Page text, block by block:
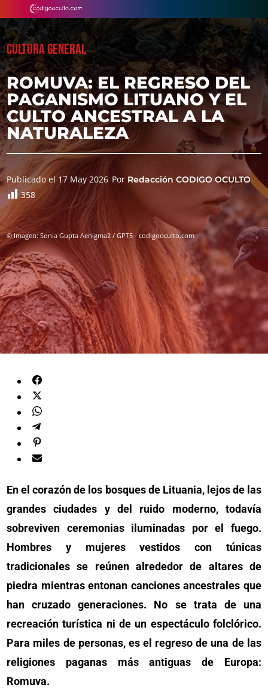
CULTURA GENERAL
ROMUVA: EL REGRESO DEL
PAGANISMO LITUANO Y EL
CULTO ANCESTRAL A LA
NATURALEZA
Publicado el 17 May 2026 Por Redacción CODIGO OCULTO
358
© Imagen: Sonia Gupta Aenigma2 / GPT5 - codigooculto.com
En el corazón de los bosques de Lituania, lejos de las
grandes ciudades y del ruido moderno, todavía
sobreviven ceremonias iluminadas por el fuego.
Hombres y mujeres vestidos con túnicas
tradicionales se reúnen alrededor de altares de
piedra mientras entonan canciones ancestrales que
han cruzado generaciones. No se trata de una
recreación turística ni de un espectáculo folclórico.
Para miles de personas, es el regreso de una de las
religiones paganas más antiguas de Europa:
Romuva.